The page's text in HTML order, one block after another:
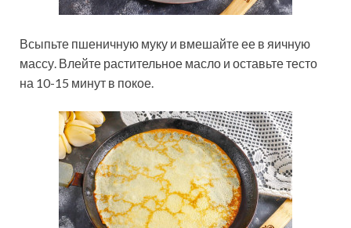
Всыпьте пшеничную муку и вмешайте ее в яичную
массу. Влейте растительное масло и оставьте тесто
на 10-15 минут в покое.